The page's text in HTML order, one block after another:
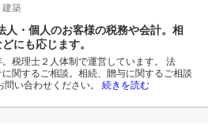
建築
・個人のお客様の税務や会計。相
にも応じます。
税理士２人体制で運営しています。 法
関するご相談。相続、贈与に関するご相談
い合わせください。 続きを読む